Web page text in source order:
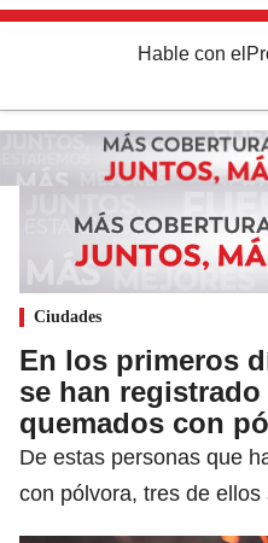
Hable con el
Ciudades
En los primeros
se han registrado
quemados con
De estas personas que
con pólvora, tres de